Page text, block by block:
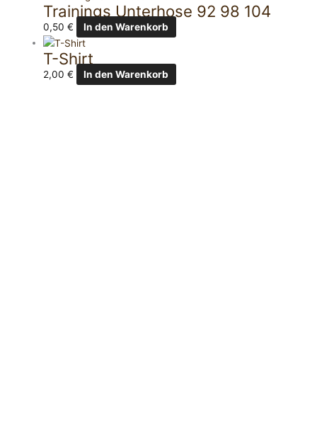
Trainings Unterhose 92 98 104
0,50€ In den Warenkorb
T-Shirt
2,00€ In den Warenkorb